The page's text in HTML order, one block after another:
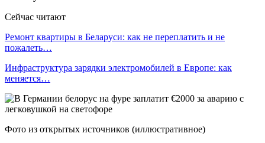
Сейчас читают
Ремонт квартиры в Беларуси: как не переплатить и не
пожалеть…
Инфраструктура зарядки электромобилей в Европе: как
меняется…
Фото из открытых источников (иллюстративное)